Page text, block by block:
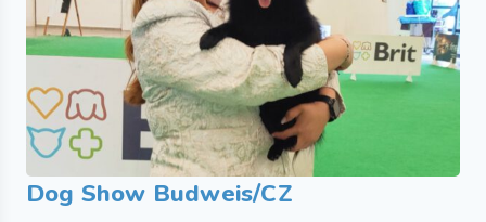
Dog Show Budweis/CZ